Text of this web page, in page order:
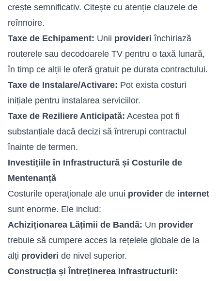
crește semnificativ. Citește cu atenție clauzele de
reînnoire.
Taxe de Echipament: Unii provideri închiriază
routerele sau decodoarele TV pentru o taxă lunară,
în timp ce alții le oferă gratuit pe durata contractului.
Taxe de Instalare/Activare: Pot exista costuri
inițiale pentru instalarea serviciilor.
Taxe de Reziliere Anticipată: Acestea pot fi
substanțiale dacă decizi să întrerupi contractul
înainte de termen.
Investițiile în Infrastructură și Costurile de
Mentenanță
Costurile operaționale ale unui provider de internet
sunt enorme. Ele includ:
Achiziționarea Lățimii de Bandă: Un provider
trebuie să cumpere acces la rețelele globale de la
alți provideri de nivel superior.
Construcția și Întreținerea Infrastructurii: